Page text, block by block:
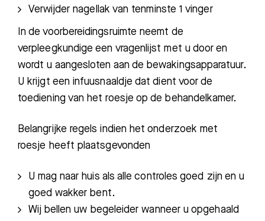
Meest gezocht:
Bezoektijden
Verwijder nagellak van tenminste 1 vinger
In de voorbereidingsruimte neemt de
verpleegkundige een vragenlijst met u door en
wordt u aangesloten aan de bewakingsapparatuur.
U krijgt een infuusnaaldje dat dient voor de
toediening van het roesje op de behandelkamer.
Belangrijke regels indien het onderzoek met
roesje heeft plaatsgevonden
U mag naar huis als alle controles goed zijn en u
goed wakker bent.
Wij bellen uw begeleider wanneer u opgehaald